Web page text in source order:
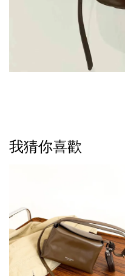
我猜你喜歡